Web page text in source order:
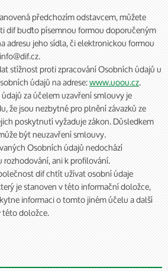
předchozím odstavcem, můžete
dif buďto písemnou formou doporučeným
adresu jeho sídla, či elektronickou formou
stížnost proti zpracování Osobních údajů u
údajů na adrese:www.uoou.cz.
za účelem uzavření smlouvy je
že jsou nezbytné pro plnění závazků ze
poskytnutí vyžaduje zákon. Důsledkem
být neuzavření smlouvy.
Osobních údajů nedochází
ani k profilování.
dif chtít užívat osobní údaje
je stanoven v této informační doložce,
informaci o tomto jiném účelu a další
doložce.